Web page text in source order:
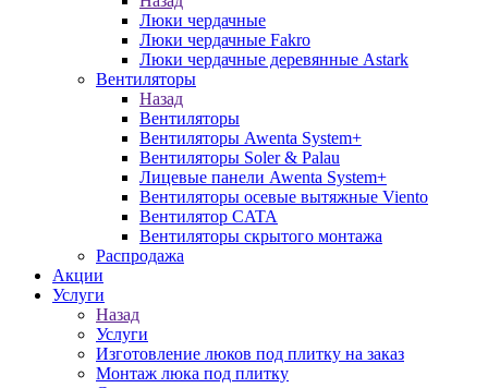
Люки чердачные
Люки чердачные Fakro
Люки чердачные деревянные Astark
Вентиляторы
Назад
Вентиляторы
Вентиляторы Awenta System+
Вентиляторы Soler & Palau
Лицевые панели Awenta System+
Вентиляторы осевые вытяжные Viento
Вентилятор CATA
Вентиляторы скрытого монтажа
Распродажа
Акции
Услуги
Назад
Услуги
Изготовление люков под плитку на заказ
Монтаж люка под плитку